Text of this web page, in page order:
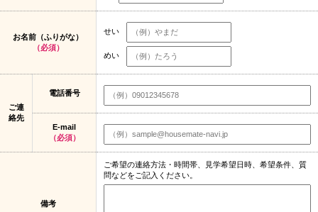
お名前（ふりがな）
（必須）
せい
めい
ご連
絡先
電話番号
E-mail
（必須）
備考
ご希望の連絡方法・時間帯、見学希望日時、希望条件、質
問などをご記入ください。